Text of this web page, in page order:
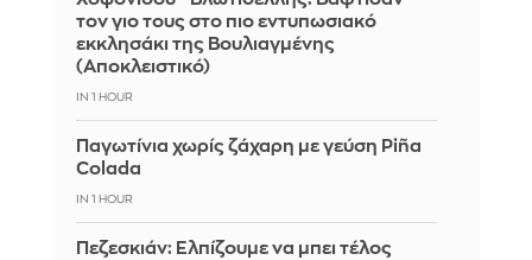
τον γιο τους στο πιο εντυπωσιακό
εκκλησάκι της Βουλιαγμένης
(Αποκλειστικό)
IN 1 HOUR
Παγωτίνια χωρίς ζάχαρη με γεύση Piña
Colada
IN 1 HOUR
Πεζεσκιάν: Ελπίζουμε να μπει τέλος